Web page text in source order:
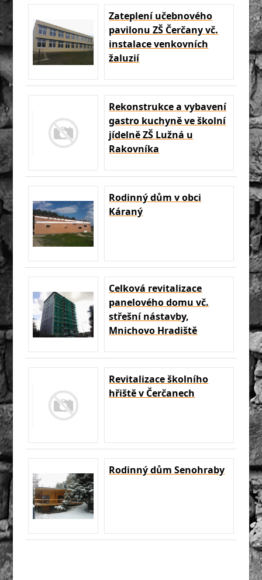
Zateplení učebnového
pavilonu ZŠ Čerčany vč.
instalace venkovních
žaluzií
Rekonstrukce a vybavení
gastro kuchyně ve školní
jídelně ZŠ Lužná u
Rakovníka
Rodinný dům v obci
Káraný
Celková revitalizace
panelového domu vč.
střešní nástavby,
Mnichovo Hradiště
Revitalizace školního
hřiště v Čerčanech
Rodinný dům Senohraby